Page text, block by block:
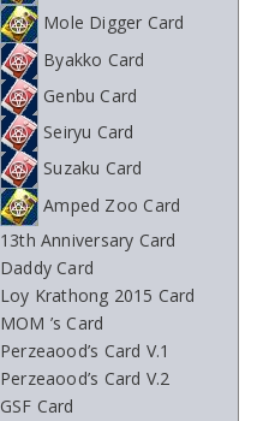
Mole Digger Card
Byakko Card
Genbu Card
Seiryu Card
Suzaku Card
Amped Zoo Card
13th Anniversary Card
Daddy Card
Loy Krathong 2015 Card
MOM ’s Card
Perzeaood’s Card V.1
Perzeaood’s Card V.2
GSF Card